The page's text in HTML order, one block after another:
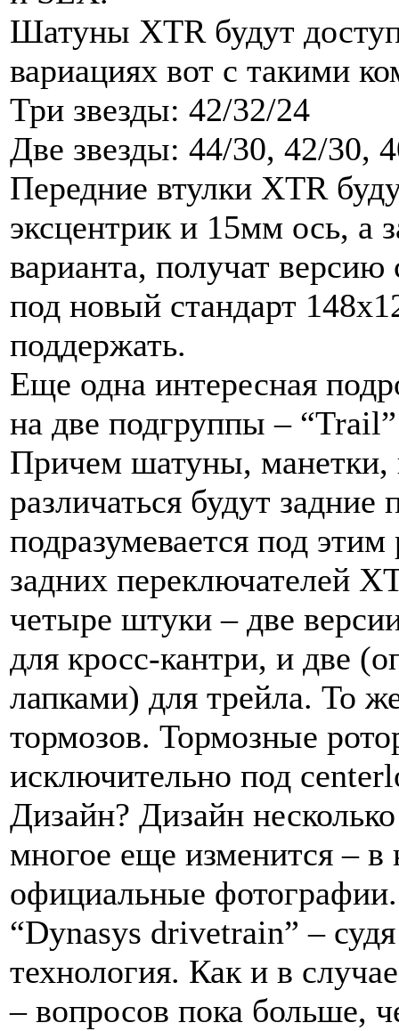
Шатуны XTR будут
вариациях вот с такими
Три звезды: 42/32/24
Две звезды: 44/30, 42/30,
Передние втулки XTR
эксцентрик и 15мм ось, а
варианта, получат
под новый стандарт
поддержать.
Еще одна интересная
на две подгруппы –
Причем шатуны, манетки,
различаться будут
подразумевается под
задних переключателей
четыре штуки – две
для кросс-кантри, и две
лапками) для трейла. То
тормозов. Тормозные
исключительно под
Дизайн? Дизайн
многое еще изменится – в
официальные
“Dynasys drivetrain” –
технология. Как и в
– вопросов пока больше,